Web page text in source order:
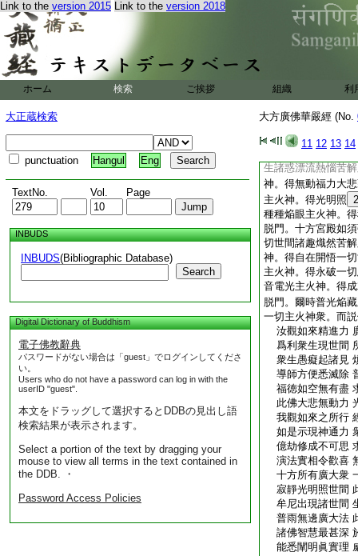
Link to the version 2015 Link to the version 2018
ホーム 検索 ご挨拶 組織 利
大正蔵検索
punctuation Hangul Eng
TextNo. Vol. Page
INBUDS
INBUDS(Bibliographic Database)
Search
Digital Dictionary of Buddhism
電子佛教辭典
パスワードがない場合は「guest」でログインしてくださ
い。
Users who do not have a password can log in with the
userID "guest".
本文をドラッグして選択するとDDBの見出し語
検索結果が表示されます。
Select a portion of the text by dragging your
mouse to view all terms in the text contained in
the DDB. ・
Password Access Policies
大方廣佛華嚴經 (No.
11 12 13 14
如來劫海修諸行
能隨世法應衆生
大方廣佛華嚴經卷
大方廣佛華嚴經卷
＊于闐國三＊藏
世主妙嚴品第一之
復次普光焔藏主火
生諸惑漂流熱惱苦
神。得無動福力大
主火神。得光明照 2
種種焔眼主火神。
脱門。十方宮殿如
切世間諸趣熾然苦
神。得自在開悟一
主火神。得永破一
音電光主火神。得
脱門。爾時普光焔
一切主火神衆。而
汝觀如來精進力
爲利衆生現世間
衆生愚癡起諸見
導師方便悉滅除
福徳如空無有盡
此佛大悲無動力
我觀如來之所行
如是示現神通力
億劫修成不可思
演法實相令歡喜
十方所有廣大衆
寂靜光明照世間
牟尼出現諸世間
普雨無邊廣大法
諸佛智慧最甚深
能悉闡明眞實理